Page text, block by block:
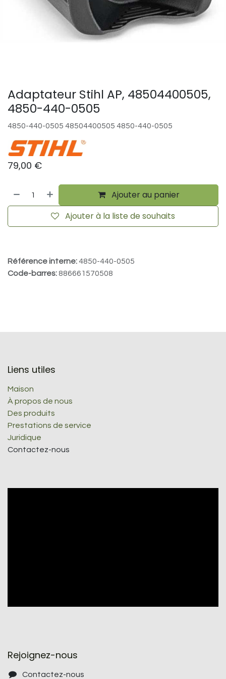
Adaptateur Stihl AP, 48504400505,
4850-440-0505
4850-440-0505 48504400505 4850-440-0505
79,00 €
Ajouter au panier
Ajouter à la liste de souhaits
Référence interne:4850-440-0505
Code-barres: 886661570508
Liens utiles
Maison
À propos de nous
Des produits
Prestations de service
Juridique
Contactez-nous
Rejoignez-nous
Contactez-nous